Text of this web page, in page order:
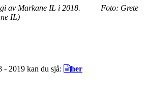
av Markane IL i 2018. Foto: Grete
IL)
- 2019 kan du sjå: her